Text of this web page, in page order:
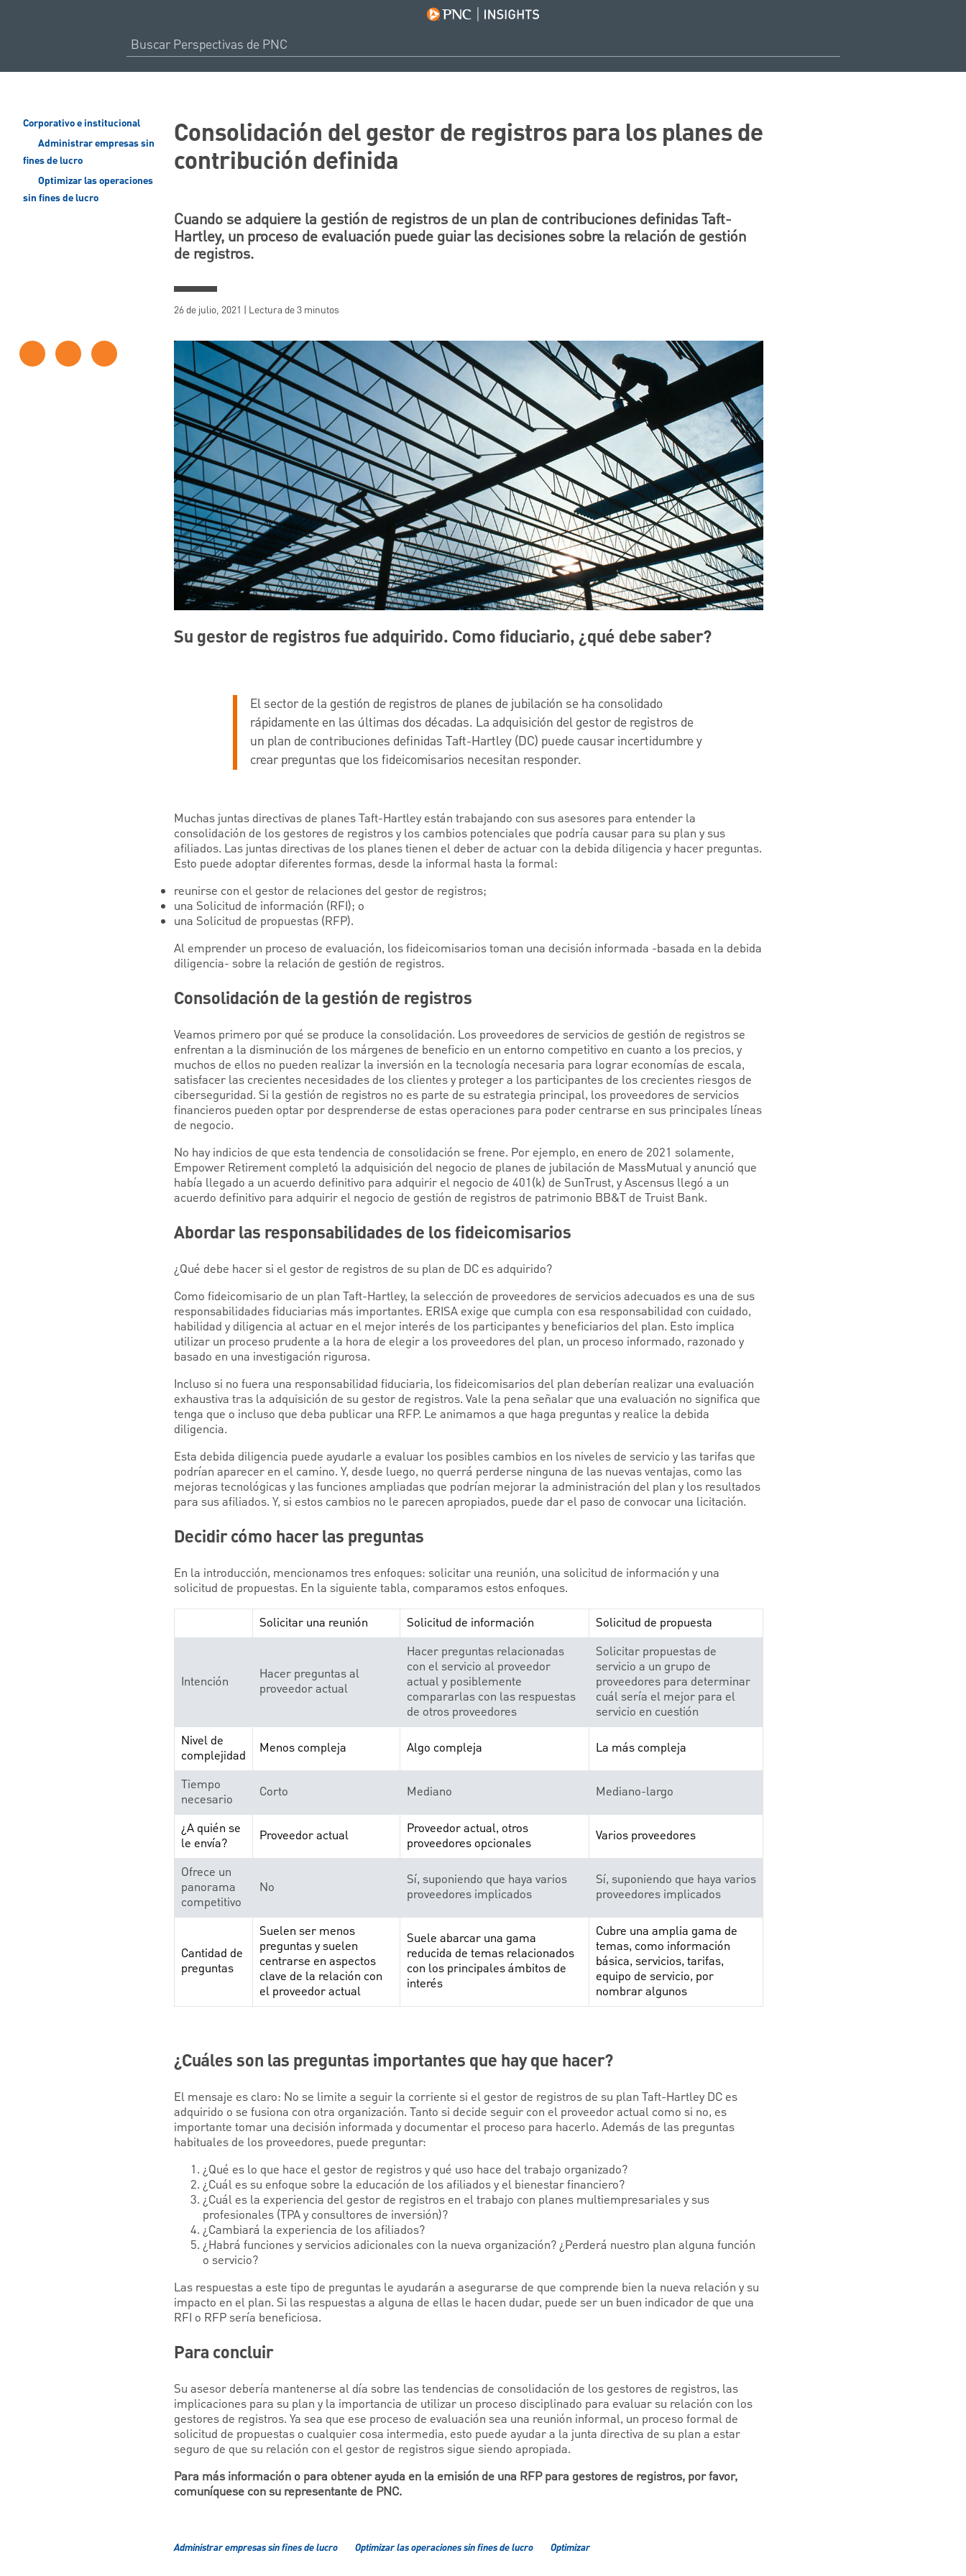
Corporativo e institucional
Administrar empresas sin
fines de lucro
Optimizar las operaciones
sin fines de lucro
Consolidación del gestor de registros para los planes de
contribución definida
Cuando se adquiere la gestión de registros de un plan de contribuciones definidas Taft-
Hartley, un proceso de evaluación puede guiar las decisiones sobre la relación de gestión
de registros.
26 de julio, 2021 | Lectura de 3 minutos
Su gestor de registros fue adquirido. Como fiduciario, ¿qué debe saber?
El sector de la gestión de registros de planes de jubilación se ha consolidado
rápidamente en las últimas dos décadas. La adquisición del gestor de registros de
un plan de contribuciones definidas Taft-Hartley (DC) puede causar incertidumbre y
crear preguntas que los fideicomisarios necesitan responder.
Muchas juntas directivas de planes Taft-Hartley están trabajando con sus asesores para entender la
consolidación de los gestores de registros y los cambios potenciales que podría causar para su plan y sus
afiliados. Las juntas directivas de los planes tienen el deber de actuar con la debida diligencia y hacer preguntas.
Esto puede adoptar diferentes formas, desde la informal hasta la formal:
reunirse con el gestor de relaciones del gestor de registros;
una Solicitud de información (RFI); o
una Solicitud de propuestas (RFP).
Al emprender un proceso de evaluación, los fideicomisarios toman una decisión informada -basada en la debida
diligencia- sobre la relación de gestión de registros.
Consolidación de la gestión de registros
Veamos primero por qué se produce la consolidación. Los proveedores de servicios de gestión de registros se
enfrentan a la disminución de los márgenes de beneficio en un entorno competitivo en cuanto a los precios, y
muchos de ellos no pueden realizar la inversión en la tecnología necesaria para lograr economías de escala,
satisfacer las crecientes necesidades de los clientes y proteger a los participantes de los crecientes riesgos de
ciberseguridad. Si la gestión de registros no es parte de su estrategia principal, los proveedores de servicios
financieros pueden optar por desprenderse de estas operaciones para poder centrarse en sus principales líneas
de negocio.
No hay indicios de que esta tendencia de consolidación se frene. Por ejemplo, en enero de 2021 solamente,
Empower Retirement completó la adquisición del negocio de planes de jubilación de MassMutual y anunció que
había llegado a un acuerdo definitivo para adquirir el negocio de 401(k) de SunTrust, y Ascensus llegó a un
acuerdo definitivo para adquirir el negocio de gestión de registros de patrimonio BB&T de Truist Bank.
Abordar las responsabilidades de los fideicomisarios
¿Qué debe hacer si el gestor de registros de su plan de DC es adquirido?
Como fideicomisario de un plan Taft-Hartley, la selección de proveedores de servicios adecuados es una de sus
responsabilidades fiduciarias más importantes. ERISA exige que cumpla con esa responsabilidad con cuidado,
habilidad y diligencia al actuar en el mejor interés de los participantes y beneficiarios del plan. Esto implica
utilizar un proceso prudente a la hora de elegir a los proveedores del plan, un proceso informado, razonado y
basado en una investigación rigurosa.
Incluso si no fuera una responsabilidad fiduciaria, los fideicomisarios del plan deberían realizar una evaluación
exhaustiva tras la adquisición de su gestor de registros. Vale la pena señalar que una evaluación no significa que
tenga que o incluso que deba publicar una RFP. Le animamos a que haga preguntas y realice la debida
diligencia.
Esta debida diligencia puede ayudarle a evaluar los posibles cambios en los niveles de servicio y las tarifas que
podrían aparecer en el camino. Y, desde luego, no querrá perderse ninguna de las nuevas ventajas, como las
mejoras tecnológicas y las funciones ampliadas que podrían mejorar la administración del plan y los resultados
para sus afiliados. Y, si estos cambios no le parecen apropiados, puede dar el paso de convocar una licitación.
Decidir cómo hacer las preguntas
En la introducción, mencionamos tres enfoques: solicitar una reunión, una solicitud de información y una
solicitud de propuestas. En la siguiente tabla, comparamos estos enfoques.
Solicitar una reunión
Solicitud de información Solicitud de propuesta
Intención
Hacer preguntas al
proveedor actual
Hacer preguntas relacionadas
con el servicio al proveedor
actual y posiblemente
compararlas con las respuestas
de otros proveedores
Solicitar propuestas de
servicio a un grupo de
proveedores para determinar
cuál sería el mejor para el
servicio en cuestión
Nivel de
complejidad
Menos compleja Algo compleja La más compleja
Tiempo
necesario
Corto Mediano Mediano-largo
¿A quién se
le envía?
Proveedor actual
Proveedor actual, otros
proveedores opcionales
Varios proveedores
Ofrece un
panorama
competitivo
No
Sí, suponiendo que haya varios
proveedores implicados
Sí, suponiendo que haya varios
proveedores implicados
Cantidad de
preguntas
Suelen ser menos
preguntas y suelen
centrarse en aspectos
clave de la relación con
el proveedor actual
Suele abarcar una gama
reducida de temas relacionados
con los principales ámbitos de
interés
Cubre una amplia gama de
temas, como información
básica, servicios, tarifas,
equipo de servicio, por
nombrar algunos
¿Cuáles son las preguntas importantes que hay que hacer?
El mensaje es claro: No se limite a seguir la corriente si el gestor de registros de su plan Taft-Hartley DC es
adquirido o se fusiona con otra organización. Tanto si decide seguir con el proveedor actual como si no, es
importante tomar una decisión informada y documentar el proceso para hacerlo. Además de las preguntas
habituales de los proveedores, puede preguntar:
¿Qué es lo que hace el gestor de registros y qué uso hace del trabajo organizado?
¿Cuál es su enfoque sobre la educación de los afiliados y el bienestar financiero?
¿Cuál es la experiencia del gestor de registros en el trabajo con planes multiempresariales y sus
profesionales (TPA y consultores de inversión)?
¿Cambiará la experiencia de los afiliados?
¿Habrá funciones y servicios adicionales con la nueva organización? ¿Perderá nuestro plan alguna función
o servicio?
Las respuestas a este tipo de preguntas le ayudarán a asegurarse de que comprende bien la nueva relación y su
impacto en el plan. Si las respuestas a alguna de ellas le hacen dudar, puede ser un buen indicador de que una
RFI o RFP sería beneficiosa.
Para concluir
Su asesor debería mantenerse al día sobre las tendencias de consolidación de los gestores de registros, las
implicaciones para su plan y la importancia de utilizar un proceso disciplinado para evaluar su relación con los
gestores de registros. Ya sea que ese proceso de evaluación sea una reunión informal, un proceso formal de
solicitud de propuestas o cualquier cosa intermedia, esto puede ayudar a la junta directiva de su plan a estar
seguro de que su relación con el gestor de registros sigue siendo apropiada.
Para más información o para obtener ayuda en la emisión de una RFP para gestores de registros, por favor,
comuníquese con su representante de PNC.
Administrar empresas sin fines de lucro Optimizar las operaciones sin fines de lucro Optimizar